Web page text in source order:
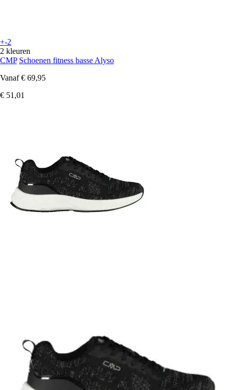
+-2
2 kleuren
CMP Schoenen fitness basse Alyso
Vanaf € 69,95
€ 51,01